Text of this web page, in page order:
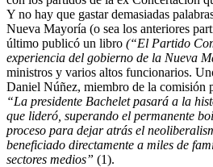
Y no hay que gastar demasiadas
Nueva Mayoría (o sea los anteriores
último publicó un libro (“El Partido
experiencia del gobierno de la Nueva
ministros y varios altos funcionarios.
Daniel Núñez, miembro de la comisión
“La presidente Bachelet pasará a la
que lideró, superando el permanente
proceso para dejar atrás el
beneficiado directamente a miles de
sectores medios” (1).